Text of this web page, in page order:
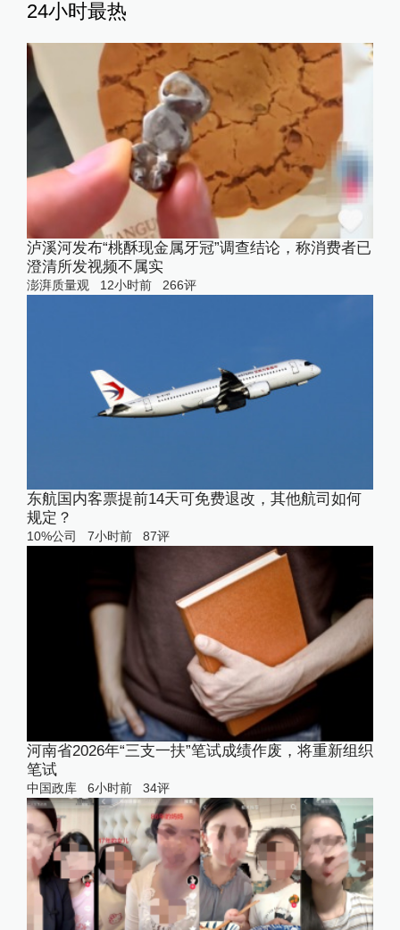
24小时最热
泸溪河发布“桃酥现金属牙冠”调查结论，称消费者已
澄清所发视频不属实
澎湃质量观 12小时前 266评
东航国内客票提前14天可免费退改，其他航司如何
规定？
10%公司 7小时前 87评
河南省2026年“三支一扶”笔试成绩作废，将重新组织
笔试
中国政库 6小时前 34评